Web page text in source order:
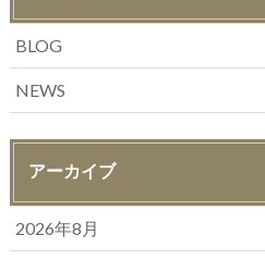
BLOG
NEWS
アーカイブ
2026年8月